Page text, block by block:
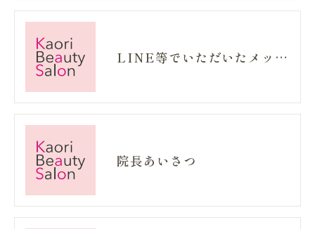
LINE等でいただいたメッセージ
院長あいさつ